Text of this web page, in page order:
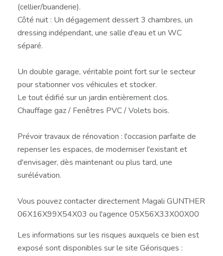
(cellier/buanderie).
Côté nuit : Un dégagement dessert 3 chambres, un
dressing indépendant, une salle d'eau et un WC
séparé.
Un double garage, véritable point fort sur le secteur
pour stationner vos véhicules et stocker.
Le tout édifié sur un jardin entièrement clos.
Chauffage gaz / Fenêtres PVC / Volets bois.
Prévoir travaux de rénovation : l'occasion parfaite de
repenser les espaces, de moderniser l'existant et
d'envisager, dès maintenant ou plus tard, une
surélévation.
Vous pouvez contacter directement Magali GUNTHER
06X16X99X54X03 ou l'agence 05X56X33X00X00
Les informations sur les risques auxquels ce bien est
exposé sont disponibles sur le site Géorisques :